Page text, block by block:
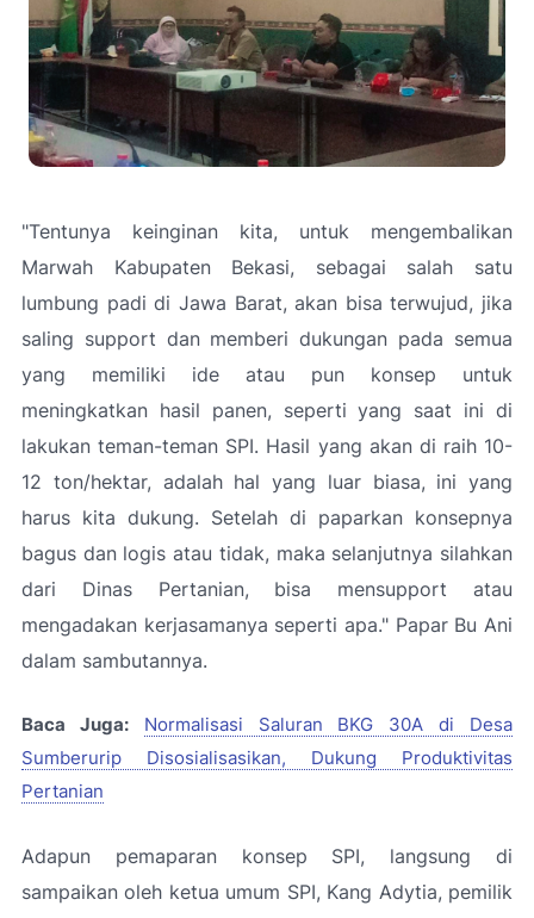
"Tentunya keinginan kita, untuk mengembalikan
Marwah Kabupaten Bekasi, sebagai salah satu
lumbung padi di Jawa Barat, akan bisa terwujud, jika
saling support dan memberi dukungan pada semua
yang memiliki ide atau pun konsep untuk
meningkatkan hasil panen, seperti yang saat ini di
lakukan teman-teman SPI. Hasil yang akan di raih 10-
12 ton/hektar, adalah hal yang luar biasa, ini yang
harus kita dukung. Setelah di paparkan konsepnya
bagus dan logis atau tidak, maka selanjutnya silahkan
dari Dinas Pertanian, bisa mensupport atau
mengadakan kerjasamanya seperti apa." Papar Bu Ani
dalam sambutannya.
Baca Juga:
Normalisasi Saluran BKG 30A di Desa
Sumberurip Disosialisasikan, Dukung Produktivitas
Pertanian
Adapun pemaparan konsep SPI, langsung di
sampaikan oleh ketua umum SPI, Kang Adytia, pemilik